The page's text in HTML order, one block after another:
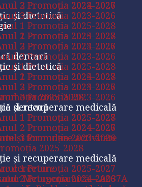
3 Promoția 2023-2026
și dietetică
1 Promoția 2025-2028
2 Promoția 2024-2027
3 Promoția 2023-2026
dentară
1 Promoția 2025-2028
2 Promoția 2024-2027
3 Promoția 2023-2026
2025-2028
şi recuperare medicală
1 Promoția 2025-2027
2 Promoția 2024-2026
şi formulare activitate
cercetare
Metagenomică – A037A
2 Promoția 2024-2027
3 Promoția 2023-2026
1 Promoția 2025-2028
2 Promoția 2024-2027
3 Promoția 2023-2026
și dietetică
1 Promoția 2025-2028
2 Promoția 2024-2027
3 Promoția 2023-2026
dentară
1 Promoția 2025-2028
2 Promoția 2024-2027
3 Promoția 2023-2026
2025-2028
şi recuperare medicală
1 Promoția 2025-2027
2 Promoția 2024-2026